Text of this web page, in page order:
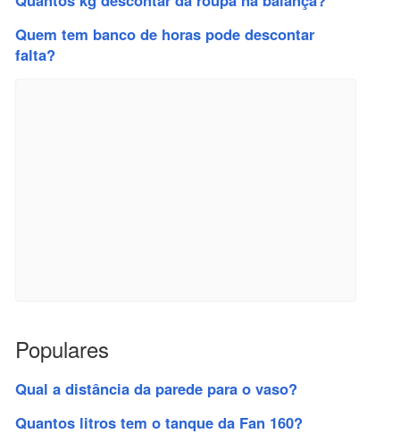
Quem tem banco de horas pode descontar
falta?
Populares
Qual a distância da parede para o vaso?
Quantos litros tem o tanque da Fan 160?